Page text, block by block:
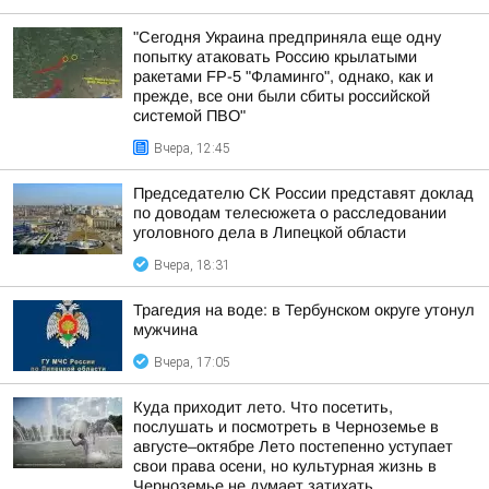
"Сегодня Украина предприняла еще одну
попытку атаковать Россию крылатыми
ракетами FP-5 "Фламинго", однако, как и
прежде, все они были сбиты российской
системой ПВО"
Вчера, 12:45
Председателю СК России представят доклад
по доводам телесюжета о расследовании
уголовного дела в Липецкой области
Вчера, 18:31
Трагедия на воде: в Тербунском округе утонул
мужчина
Вчера, 17:05
Куда приходит лето. Что посетить,
послушать и посмотреть в Черноземье в
августе–октябре Лето постепенно уступает
свои права осени, но культурная жизнь в